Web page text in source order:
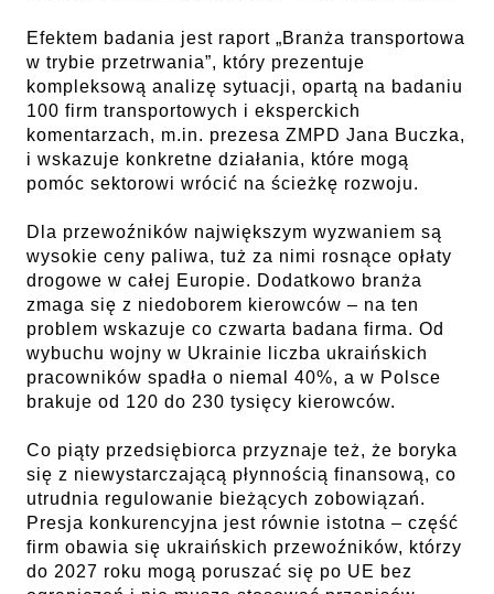
Efektem badania jest raport „Branża transportowa
w trybie przetrwania”, który prezentuje
kompleksową analizę sytuacji, opartą na badaniu
100 firm transportowych i eksperckich
komentarzach, m.in. prezesa ZMPD Jana Buczka,
i wskazuje konkretne działania, które mogą
pomóc sektorowi wrócić na ścieżkę rozwoju.
Dla przewoźników największym wyzwaniem są
wysokie ceny paliwa, tuż za nimi rosnące opłaty
drogowe w całej Europie. Dodatkowo branża
zmaga się z niedoborem kierowców – na ten
problem wskazuje co czwarta badana firma. Od
wybuchu wojny w Ukrainie liczba ukraińskich
pracowników spadła o niemal 40%, a w Polsce
brakuje od 120 do 230 tysięcy kierowców.
Co piąty przedsiębiorca przyznaje też, że boryka
się z niewystarczającą płynnością finansową, co
utrudnia regulowanie bieżących zobowiązań.
Presja konkurencyjna jest równie istotna – część
firm obawia się ukraińskich przewoźników, którzy
do 2027 roku mogą poruszać się po UE bez